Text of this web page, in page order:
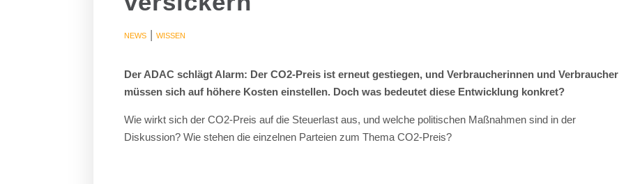
NEWS |WISSEN
Der ADAC schlägt Alarm: Der CO2-Preis ist erneut gestiegen, und Verbraucherinnen und Verbraucher
müssen sich auf höhere Kosten einstellen. Doch was bedeutet diese Entwicklung konkret?
Wie wirkt sich der CO2-Preis auf die Steuerlast aus, und welche politischen Maßnahmen sind in der
Diskussion? Wie stehen die einzelnen Parteien zum Thema CO2-Preis?